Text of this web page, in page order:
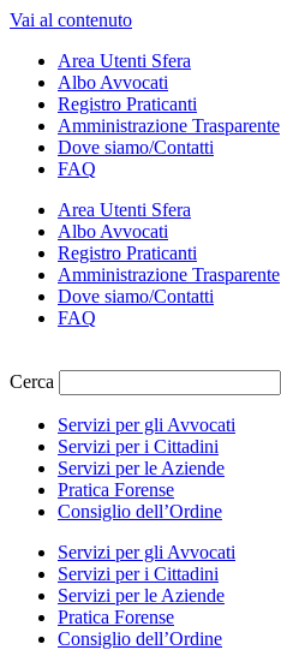
Vai al contenuto
Area Utenti Sfera
Albo Avvocati
Registro Praticanti
Amministrazione Trasparente
Dove siamo/Contatti
FAQ
Area Utenti Sfera
Albo Avvocati
Registro Praticanti
Amministrazione Trasparente
Dove siamo/Contatti
FAQ
Cerca
Servizi per gli Avvocati
Servizi per i Cittadini
Servizi per le Aziende
Pratica Forense
Consiglio dell’Ordine
Servizi per gli Avvocati
Servizi per i Cittadini
Servizi per le Aziende
Pratica Forense
Consiglio dell’Ordine